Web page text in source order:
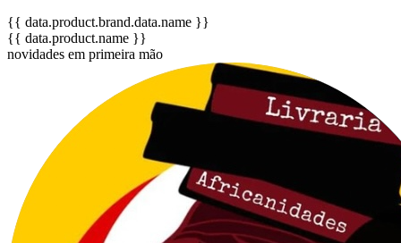
{{ data.product.brand.data.name }}
{{ data.product.name }}
novidades em primeira mão